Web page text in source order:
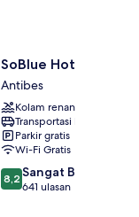
SoBlue
Hotel
Antibes
SoBlue Hotel
Antibes
Kolam renang
Transportasi bandara
Parkir gratis
Wi-Fi Gratis
8.2
dari
8,2 Sangat Baik
641 ulasan